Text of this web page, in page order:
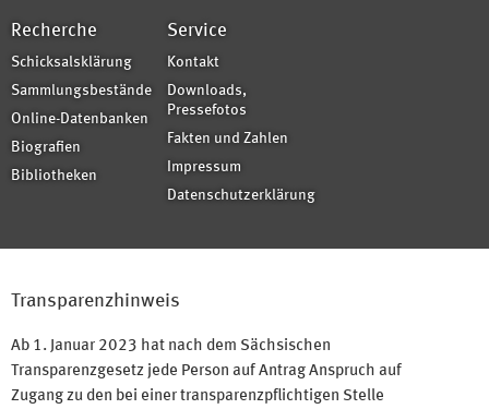
Recherche
Schicksalsklärung
Sammlungsbestände
Online-Datenbanken
Biografien
Bibliotheken
Service
Kontakt
Downloads,
Pressefotos
Fakten und Zahlen
Impressum
Datenschutzerklärung
Transparenzhinweis
Ab 1. Januar 2023 hat nach dem Sächsischen
Transparenzgesetz jede Person auf Antrag Anspruch auf
Zugang zu den bei einer transparenzpflichtigen Stelle